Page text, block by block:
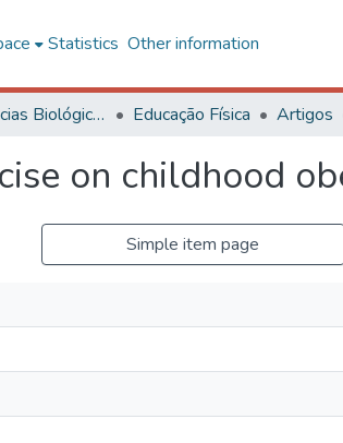
Statistics Other information
Centro de Ciências Biológicas e da Saúde Educação Física Artigos
on childhood
Simple item page